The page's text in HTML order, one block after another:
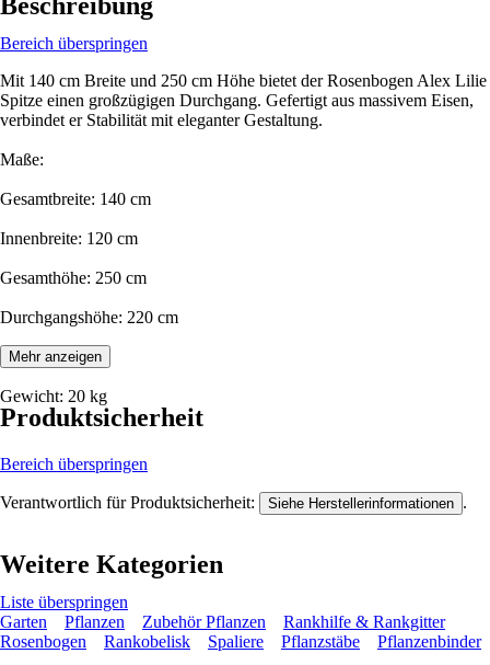
Bereich überspringen
Mit 140 cm Breite und 250 cm Höhe bietet der Rosenbogen Alex Lilie
Spitze einen großzügigen Durchgang. Gefertigt aus massivem Eisen,
verbindet er Stabilität mit eleganter Gestaltung.
Maße:
Gesamtbreite: 140 cm
Innenbreite: 120 cm
Gesamthöhe: 250 cm
Durchgangshöhe: 220 cm
Tiefe: 33 cm
Gewicht: 20 kg
Mehr anzeigen
Produktsicherheit
Bereich überspringen
Verantwortlich für Produktsicherheit: Siehe Herstellerinformationen .
Weitere Kategorien
Liste überspringen
Garten
Pflanzen Zubehör Pflanzen
Rankhilfe & Rankgitter
Rosenbogen
Rankobelisk Spaliere Pflanzstäbe Pflanzenbinder